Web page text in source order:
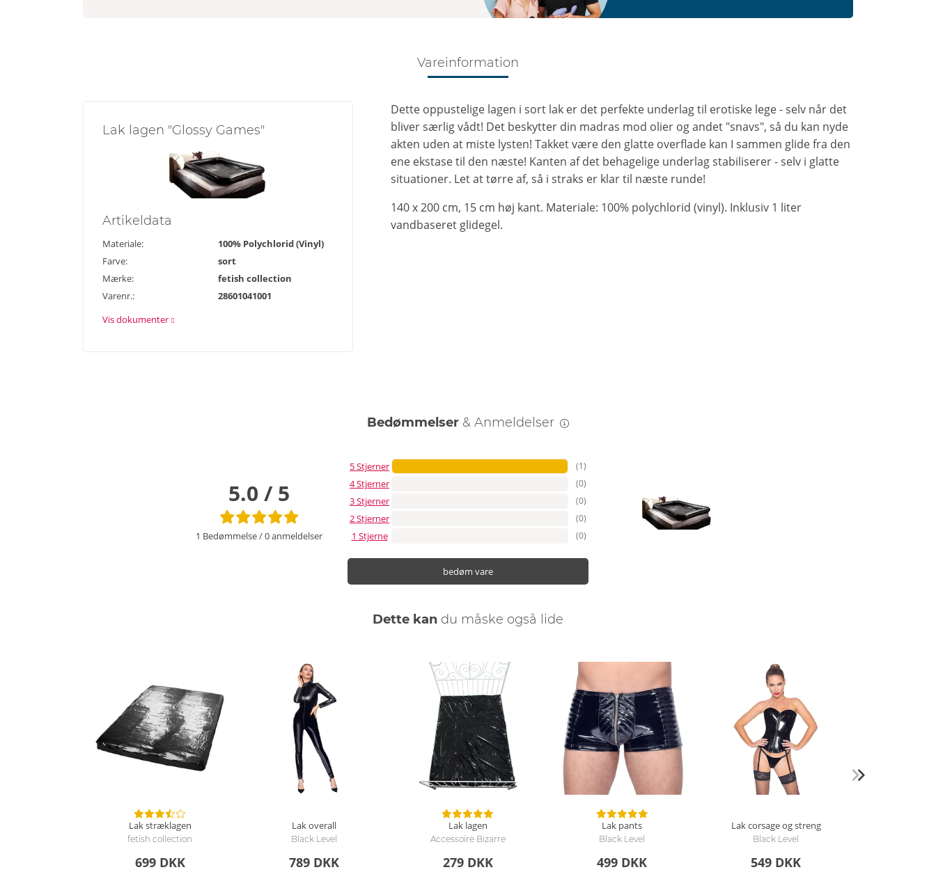
Vareinformation
Lak lagen "Glossy Games"
Artikel data
Materiale:
100% Polychlorid (Vinyl)
Farve:
sort
Mærke:
fetish collection
Varenr.:
28601041001
Vis dokumenter
Dette oppustelige lagen i sort lak er det perfekte underlag til erotiske lege - selv når det
bliver særlig vådt! Det beskytter din madras mod olier og andet "snavs", så du kan nyde
akten uden at miste lysten! Takket være den glatte overflade kan I sammen glide fra den
ene ekstase til den næste! Kanten af det behagelige underlag stabiliserer - selv i glatte
situationer. Let at tørre af, så i straks er klar til næste runde!
140 x 200 cm, 15 cm høj kant. Materiale: 100% polychlorid (vinyl). Inklusiv 1 liter
vandbaseret glidegel.
Bedømmelser & Anmeldelser
5.0 / 5
1 Bedømmelse/0 anmeldelser
5 Stjerner (1)
4 Stjerner (0)
3 Stjerner (0)
2 Stjerner (0)
1 Stjerne (0)
bedøm vare
Dette kan du måske også lide
Lak stræklagen
fetish collection
699 DKK
Lak overall
Black Level
789 DKK
Lak lagen
Accessoire Bizarre
279 DKK
Lak pants
Black Level
499 DKK
Lak corsage og streng
Black Level
549 DKK